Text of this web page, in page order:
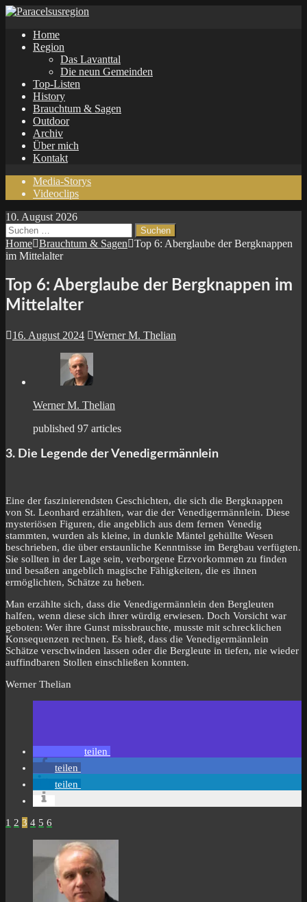
Home
Region
Das Lavanttal
Die neun Gemeinden
Top-Listen
History
Brauchtum & Sagen
Outdoor
Archiv
Über mich
Kontakt
Media-Storys
Videoclips
10. August 2026
Suchen
nach:
Home Brauchtum & Sagen
Top 6: Aberglaube der Bergknappen
im Mittelalter
Top 6: Aberglaube der Bergknappen im
Mittelalter
16. August 2024 Werner M. Thelian
Werner M. Thelian
published 97 articles
3. Die Legende der Venedigermännlein
Eine der faszinierendsten Geschichten, die sich die Bergknappen
von St. Leonhard erzählten, war die der Venedigermännlein. Diese
mysteriösen Figuren, die angeblich aus dem fernen Venedig
stammten, wurden als kleine, in dunkle Mäntel gehüllte Wesen
beschrieben, die über erstaunliche Kenntnisse im Bergbau verfügten.
Sie sollten in der Lage sein, verborgene Erzvorkommen zu finden
und besaßen angeblich magische Fähigkeiten, die es ihnen
ermöglichten, Schätze zu heben.
Man erzählte sich, dass die Venedigermännlein den Bergleuten
halfen, wenn diese sich ihrer würdig erwiesen. Doch Vorsicht war
geboten: Wer ihre Gunst missbrauchte, musste mit schrecklichen
Konsequenzen rechnen. Es hieß, dass die Venedigermännlein
Schätze verschwinden lassen oder die Bergleute in tiefen, nie wieder
auffindbaren Stollen einschließen konnten.
Werner Thelian
teilen
teilen
teilen
1 2 3 4 5 6